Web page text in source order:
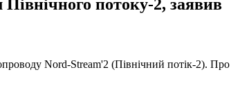
Північного потоку-2, заявив
Nord-Stream'2 (Північний потік-2). Про